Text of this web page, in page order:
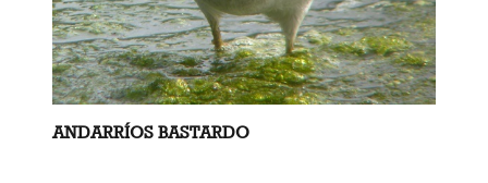
ANDARRÍOS BASTARDO